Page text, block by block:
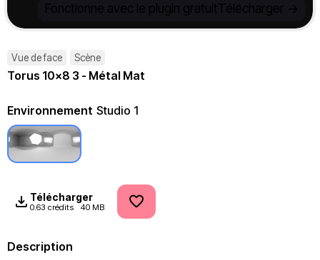
Fonctionne avec le plugin gratuitTélécharger ->
Vue de face Scène
Torus 10x8 3 - Métal Mat
Environnement Studio 1
Télécharger
0.63 crédits 40 MB
Description